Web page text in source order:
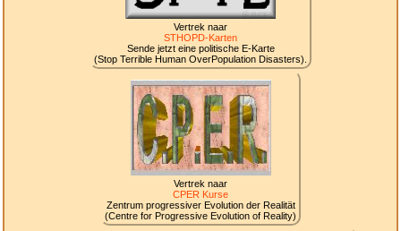
Vertrek naar
STHOPD-Karten
Sende jetzt eine politische E-Karte
(Stop Terrible Human OverPopulation Disasters).
Vertrek naar
CPER Kurse
Zentrum progressiver Evolution der Realität
(Centre for Progressive Evolution of Reality)